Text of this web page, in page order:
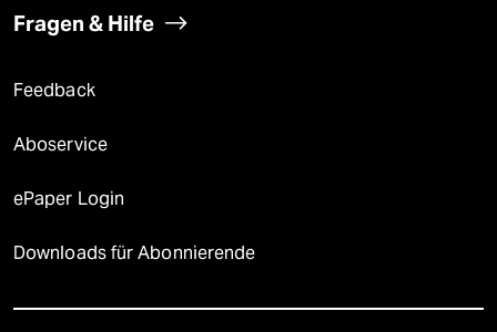
Fragen & Hilfe
Feedback
Aboservice
ePaper Login
Downloads für Abonnierende